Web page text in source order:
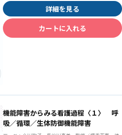
詳細を見る
カートに入れる
機能障害からみる看護過程〈１〉 呼
吸／循環／生体防御機能障害